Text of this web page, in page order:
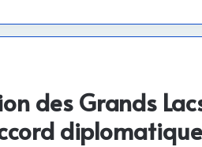
des Grands